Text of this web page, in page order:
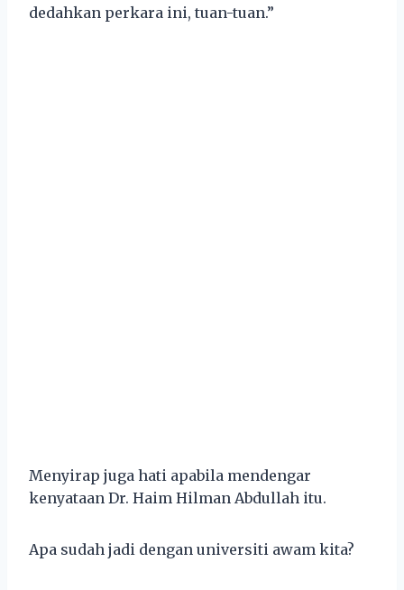
dedahkan perkara ini, tuan-tuan.”
Menyirap juga hati apabila mendengar
kenyataan Dr. Haim Hilman Abdullah itu.
Apa sudah jadi dengan universiti awam kita?